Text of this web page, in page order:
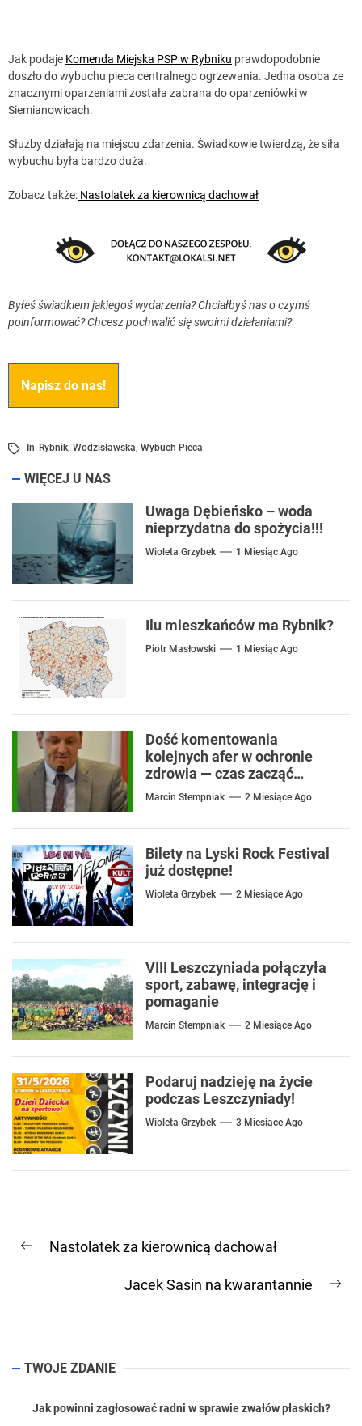
Jak podaje Komenda Miejska PSP w Rybniku prawdopodobnie
doszło do wybuchu pieca centralnego ogrzewania. Jedna osoba ze
znacznymi oparzeniami została zabrana do oparzeniówki w
Siemianowicach.
Służby działają na miejscu zdarzenia. Świadkowie twierdzą, że siła
wybuchu była bardzo duża.
Zobacz także: Nastolatek za kierownicą dachował
Byłeś świadkiem jakiegoś wydarzenia? Chciałbyś nas o czymś
poinformować? Chcesz pochwalić się swoimi działaniami?
Napisz do nas!
In Rybnik, Wodzisławska, Wybuch Pieca
WIĘCEJ U NAS
Uwaga Dębieńsko – woda
nieprzydatna do spożycia!!!
Wioleta Grzybek 1 Miesiąc Ago
Ilu mieszkańców ma Rybnik?
Piotr Masłowski 1 Miesiąc Ago
Dość komentowania
kolejnych afer w ochronie
zdrowia — czas zacząć
mówić o rozwiązaniach
Marcin Stempniak 2 Miesiące Ago
Bilety na Lyski Rock Festival
już dostępne!
Wioleta Grzybek 2 Miesiące Ago
VIII Leszczyniada połączyła
sport, zabawę, integrację i
pomaganie
Marcin Stempniak 2 Miesiące Ago
Podaruj nadzieję na życie
podczas Leszczyniady!
Wioleta Grzybek 3 Miesiące Ago
wpisu
Previous
Nastolatek za kierownicą dachował
Jacek Sasin na kwarantannie
TWOJE ZDANIE
Jak powinni zagłosować radni w sprawie zwałów płaskich?